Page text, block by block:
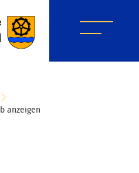
anzeigen